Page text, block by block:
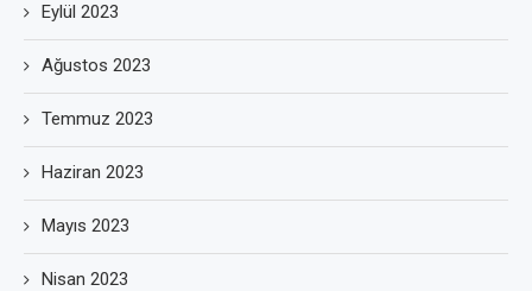
Eylül 2023
Ağustos 2023
Temmuz 2023
Haziran 2023
Mayıs 2023
Nisan 2023